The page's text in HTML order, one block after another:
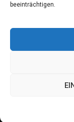
beeinträchtigen.